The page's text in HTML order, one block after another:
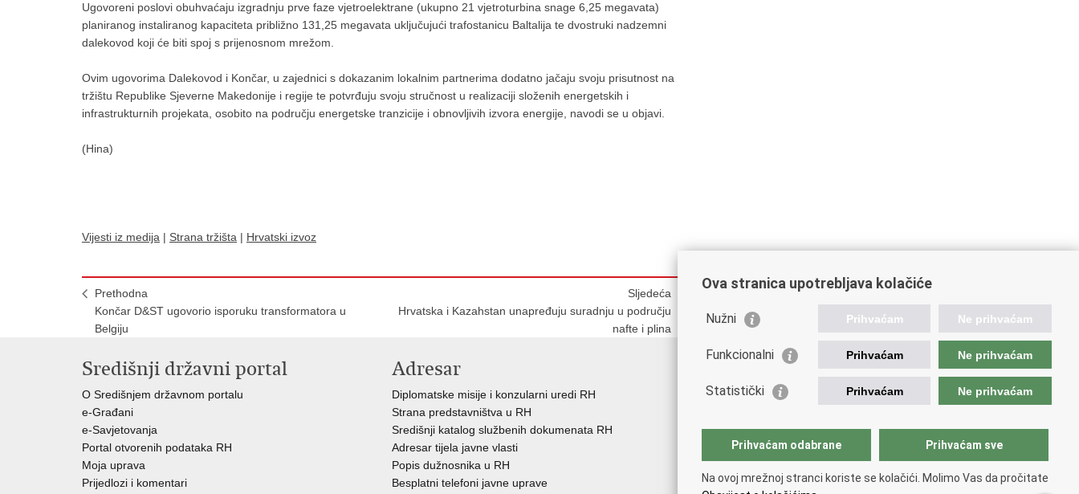
Ugovoreni poslovi obuhvaćaju izgradnju prve faze vjetroelektrane (ukupno 21 vjetroturbina snage 6,25 megavata)
planiranog instaliranog kapaciteta približno 131,25 megavata uključujući trafostanicu Baltalija te dvostruki nadzemni
dalekovod koji će biti spoj s prijenosnom mrežom.
Ovim ugovorima Dalekovod i Končar, u zajednici s dokazanim lokalnim partnerima dodatno jačaju svoju prisutnost na
tržištu Republike Sjeverne Makedonije i regije te potvrđuju svoju stručnost u realizaciji složenih energetskih i
infrastrukturnih projekata, osobito na području energetske tranzicije i obnovljivih izvora energije, navodi se u objavi.
(Hina)
Vijesti iz medija | Strana tržišta | Hrvatski izvoz
Prethodna
Končar D&ST ugovorio isporuku transformatora u
Belgiju
Sljedeća
Hrvatska i Kazahstan unapređuju suradnju u području
nafte i plina
Središnji državni portal
O Središnjem državnom portalu
e-Građani
e-Savjetovanja
Portal otvorenih podataka RH
Moja uprava
Prijedlozi i komentari
Adresar
Diplomatske misije i konzularni uredi RH
Strana predstavništva u RH
Središnji katalog službenih dokumenata RH
Adresar tijela javne vlasti
Popis dužnosnika u RH
Besplatni telefoni javne uprave
Korisne poveznice
Gospodarska diplomacija
Hrvatski izvoznici
Hrvatska udruga poslodavaca
Hrvatska obrtnička komora
Europska komisija
Ova stranica upotrebljava kolačiće
Nužni Prihvaćam Ne prihvaćam
Funkcionalni Prihvaćam Ne prihvaćam
Statistički Prihvaćam Ne prihvaćam
Prihvaćam odabrane Prihvaćam sve
Na ovoj mrežnoj stranci koriste se kolačići. Molimo Vas da pročitate